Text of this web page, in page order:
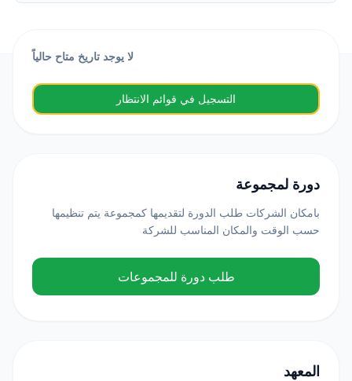
لا يوجد تاريخ متاح حالياً
التسجيل في قوائم الانتظار
دورة لمجموعة
بامكان الشركات طلب الدورة لتقديمها كمجموعة يتم تنظيمها
حسب الوقت والمكان المناسب للشركة
طلب دورة للمجموعات
المعهد